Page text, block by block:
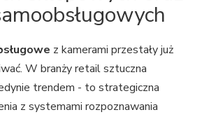
z kamerami przestały już
W branży retail sztuczna
trendem - to strategiczna
z systemami rozpoznawania